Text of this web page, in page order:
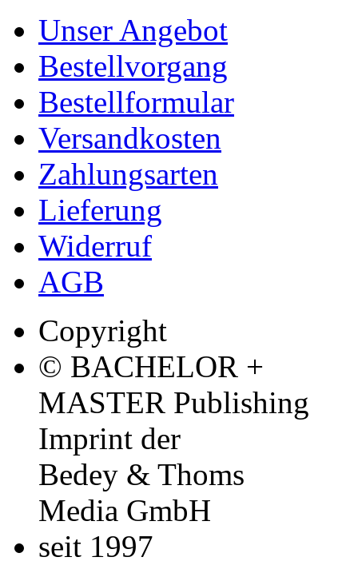
Unser Angebot
Bestellvorgang
Bestellformular
Versandkosten
Zahlungsarten
Lieferung
Widerruf
AGB
Copyright
© BACHELOR +
MASTER Publishing
Imprint der
Bedey & Thoms
Media GmbH
seit 1997